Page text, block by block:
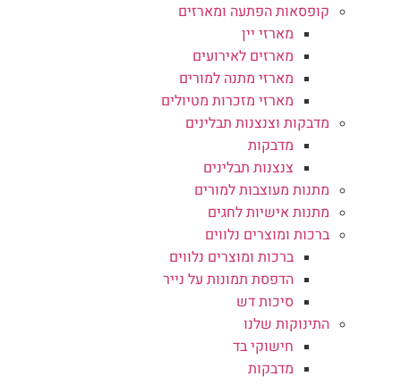
קופסאות הפתעה ומארזים
מארזי יין
מארזים לאירועים
מארזי מתנה למורים
מארזי מזכרות מטיולים
מדבקות וצנצנות תבלינים
מדבקות
צנצנות תבלינים
מתנות מעוצבות למורים
מתנות אישיות לחגים
ברכות ומוצרים נלווים
ברכות ומוצרים נלווים
הדפסת תמונות על נייר
סיכות דש
התינוקות שלנו
חישוקי בד
מדבקות